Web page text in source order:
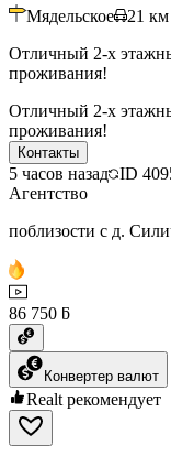
Мядельское 21
Отличный 2-х
проживания!
Отличный 2-х
проживания!
Контакты
5 часов назад ID
Агентство
поблизости с д.
86 750 ƃ
Конвертер валют
Realt рекомендует